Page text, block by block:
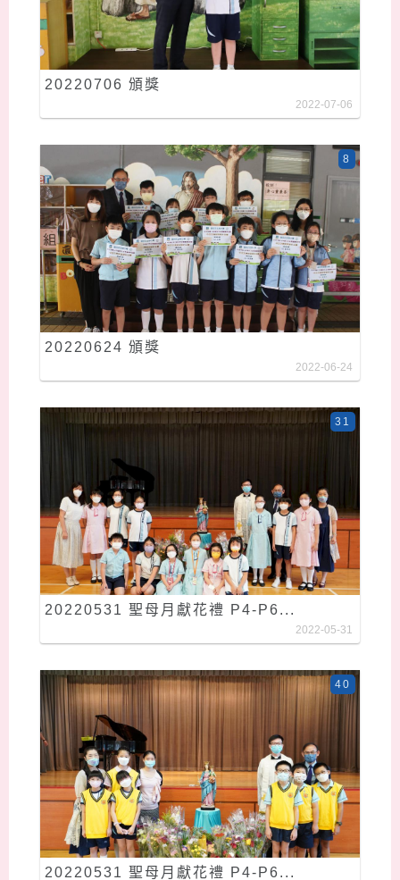
20220706 頒獎
2022-07-06
20220624 頒獎
8
2022-06-24
20220531 聖母月獻花禮 P4-P6...
31
2022-05-31
20220531 聖母月獻花禮 P4-P6...
40